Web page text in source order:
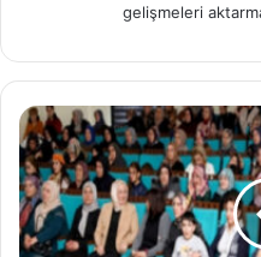
gelişmeleri